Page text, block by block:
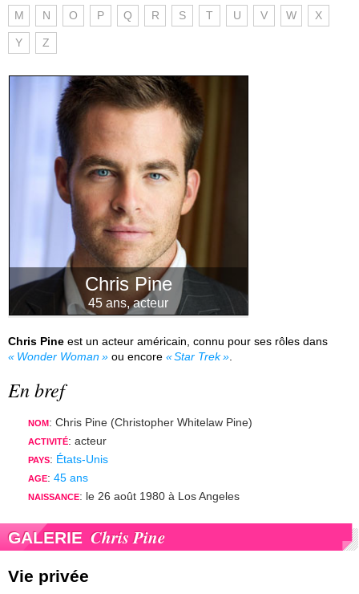
M N O P Q R S T U V W X
Y Z
Chris Pine
45 ans, acteur
Chris Pine est un acteur américain, connu pour ses rôles dans
Wonder Woman
ou encore Star Trek
En bref
NOM : Chris Pine (Christopher Whitelaw Pine)
ACTIVITÉ: acteur
PAYS: États-Unis
AGE: 45 ans
NAISSANCE: le 26 août 1980 à Los Angeles
GALERIE Chris Pine
Vie privée